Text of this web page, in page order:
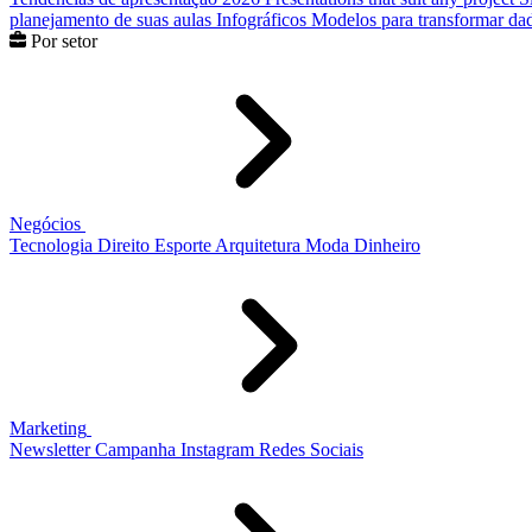
planejamento de suas aulas Infográficos Modelos para transformar
Por setor
Negócios
Tecnologia Direito Esporte Arquitetura Moda Dinheiro
Marketing
Newsletter Campanha Instagram Redes Sociais